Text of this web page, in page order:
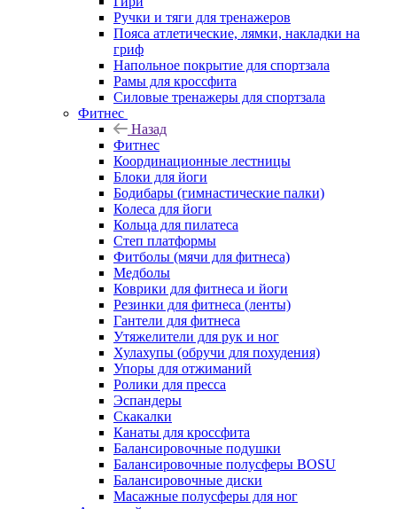
Ручки и тяги для тренажеров
Пояса атлетические, лямки, накладки на
гриф
Напольное покрытие для спортзала
Рамы для кроссфита
Силовые тренажеры для спортзала
Фитнес
Назад
Фитнес
Координационные лестницы
Блоки для йоги
Бодибары (гимнастические палки)
Колеса для йоги
Кольца для пилатеса
Степ платформы
Фитболы (мячи для фитнеса)
Медболы
Коврики для фитнеса и йоги
Резинки для фитнеса (ленты)
Гантели для фитнеса
Утяжелители для рук и ног
Хулахупы (обручи для похудения)
Упоры для отжиманий
Ролики для пресса
Эспандеры
Скакалки
Канаты для кроссфита
Балансировочные подушки
Балансировочные полусферы BOSU
Балансировочные диски
Масажные полусферы для ног